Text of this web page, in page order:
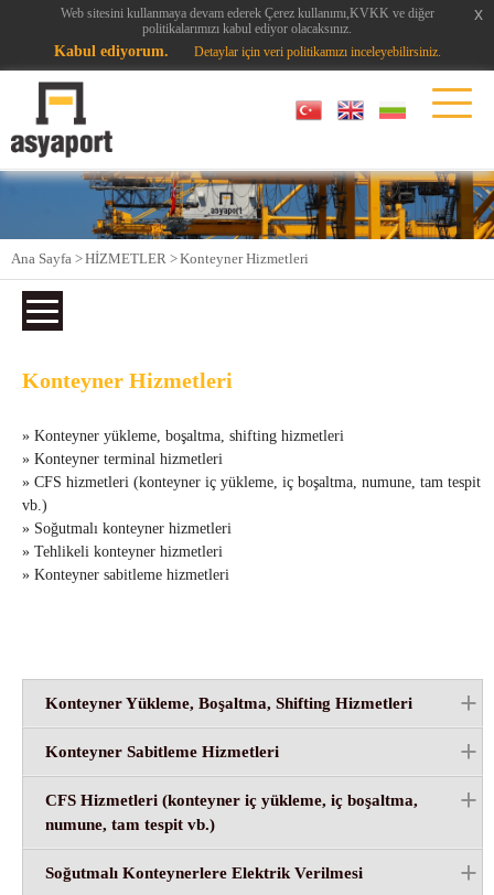
Web sitesini kullanmaya devam ederek Çerez kullanımı,KVKK ve diğer
politikalarımızı kabul ediyor olacaksınız.
Kabul ediyorum. Detaylar için veri politikamızı inceleyebilirsiniz.
x
Ana Sayfa >HİZMETLER >Konteyner Hizmetleri
Konteyner Hizmetleri
» Konteyner yükleme, boşaltma, shifting hizmetleri
» Konteyner terminal hizmetleri
» CFS hizmetleri (konteyner iç yükleme, iç boşaltma, numune, tam tespit
vb.)
» Soğutmalı konteyner hizmetleri
» Tehlikeli konteyner hizmetleri
» Konteyner sabitleme hizmetleri
Konteyner Yükleme, Boşaltma, Shifting Hizmetleri
Konteyner Sabitleme Hizmetleri
CFS Hizmetleri (konteyner iç yükleme, iç boşaltma,
numune, tam tespit vb.)
Soğutmalı Konteynerlere Elektrik Verilmesi
x